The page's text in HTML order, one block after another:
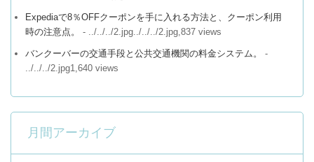
Expediaで8％OFFクーポンを手に入れる方法と、クーポン利用
時の注意点。
- ../../../2.jpg../../../2.jpg,837 views
バンクーバーの交通手段と公共交通機関の料金システム。
-
../../../2.jpg1,640 views
月間アーカイブ